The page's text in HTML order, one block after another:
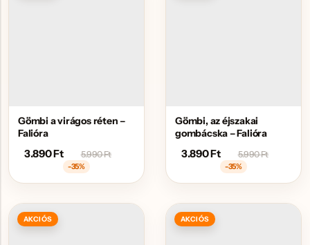
Gömbi a virágos réten –
Falióra
3.890Ft 5.990Ft
-35%
Gömbi, az éjszakai
gombácska – Falióra
3.890Ft 5.990Ft
-35%
AKCIÓS AKCIÓS